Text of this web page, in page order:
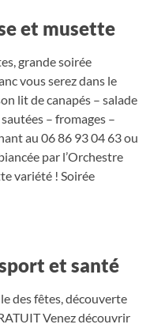
et musette
grande soirée
vous serez dans le
lit de canapés – salade
– fromages –
au 06 86 93 04 63 ou
par l’Orchestre
variété ! Soirée
et santé
des fêtes, découverte
Venez découvrir